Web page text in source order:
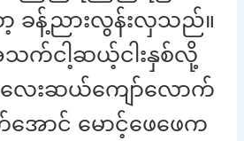
ခန့်ညားလွန်းလှသည်။
က်ငါ့ဆယ့်ငါးနှစ်လို့
လေးဆယ်ကျော်လောက်
ောင် မောင့်ဖေဖေက